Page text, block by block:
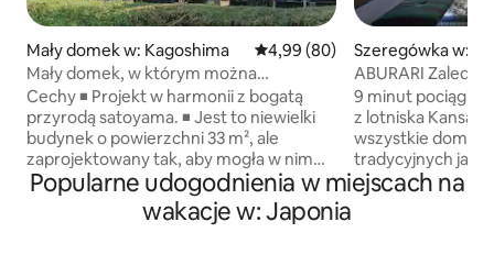
Mały domek w: Kagoshima Średnia ocena: 4,99 na 5,
4,99 (80)
Mały domek, w którym można
zamieszkać w otoczeniu przyrody.
Cechy ◾️ Projekt w harmonii z bogatą
przyrodą satoyama. ◾️ Jest to niewielki
budynek o powierzchni 33 m², ale
zaprojektowany tak, aby mogła w nim
mieszkać dwuosobowa para. ◾️ Liczba
gości: Zalecamy pobyt dla 2 osób. ◾️
Maksymalna liczba gości: do 2 osób
Szeregówka w:
ABURARI
Kansai,
ogrodem (ta
3 osób)
9 minut
z lotniska
wszystkie domy
tradycyjnych
imię, które jest
domu od
Popularne udogodnienia w miejscach na
wakacje w: Japonia